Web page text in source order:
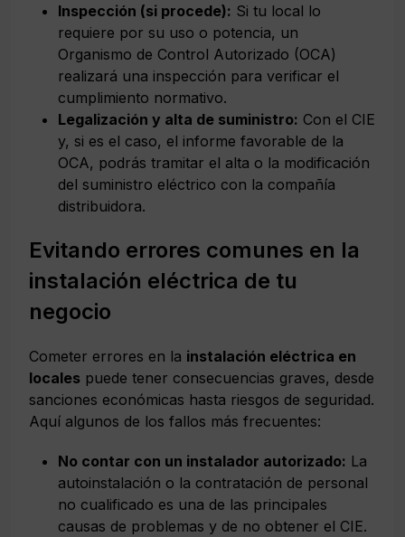
Inspección (si procede): Si tu local lo
requiere por su uso o potencia, un
Organismo de Control Autorizado (OCA)
realizará una inspección para verificar el
cumplimiento normativo.
Legalización y alta de suministro: Con el CIE
y, si es el caso, el informe favorable de la
OCA, podrás tramitar el alta o la modificación
del suministro eléctrico con la compañía
distribuidora.
Evitando errores comunes en la
instalación eléctrica de tu
negocio
Cometer errores en la instalación eléctrica en
locales puede tener consecuencias graves, desde
sanciones económicas hasta riesgos de seguridad.
Aquí algunos de los fallos más frecuentes:
No contar con un instalador autorizado: La
autoinstalación o la contratación de personal
no cualificado es una de las principales
causas de problemas y de no obtener el CIE.